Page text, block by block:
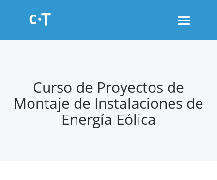
Toggle
Curso de Proyectos de
Montaje de Instalaciones de
Energía Eólica